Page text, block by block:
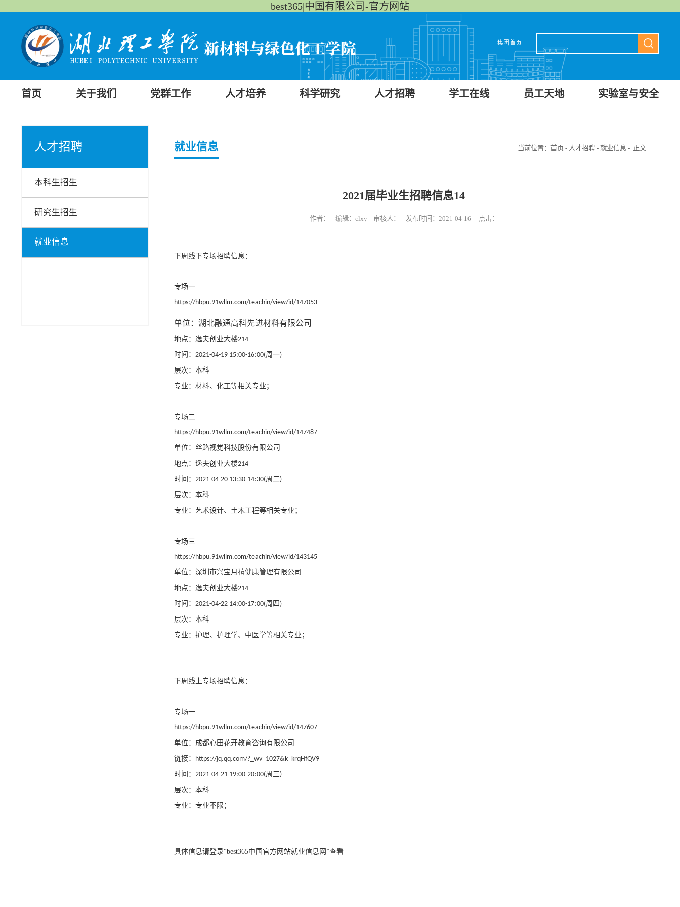
best365|中国有限公司-官方网站
集团首页
首页 关于我们 党群工作 人才培养 科学研究 人才招聘 学工在线 员工天地 实验室与安全
人才招聘
本科生招生
研究生招生
就业信息
就业信息 当前位置： 首页 - 人才招聘- 就业信息- 正文
2021届毕业生招聘信息14
作者： 编辑：clxy 审核人： 发布时间：2021-04-16 点击：
下周线下专场招聘信息：
专场一
https://hbpu.91wllm.com/teachin/view/id/147053
单位：湖北融通高科先进材料有限公司
地点：逸夫创业大楼214
时间： 2021-04-19 15:00-16:00(周一)
层次：本科
专业：材料、化工等相关专业；
专场二
https://hbpu.91wllm.com/teachin/view/id/147487
单位：丝路视觉科技股份有限公司
地点：逸夫创业大楼214
时间： 2021-04-20 13:30-14:30(周二)
层次：本科
专业：艺术设计、土木工程等相关专业；
专场三
https://hbpu.91wllm.com/teachin/view/id/143145
单位：深圳市兴宝月禧健康管理有限公司
地点：逸夫创业大楼214
时间： 2021-04-22 14:00-17:00(周四)
层次：本科
专业：护理、护理学、中医学等相关专业；
下周线上专场招聘信息：
专场一
https://hbpu.91wllm.com/teachin/view/id/147607
单位：成都心田花开教育咨询有限公司
链接：
https://jq.qq.com/?_wv=1027&k=krqHfQV9
时间： 2021-04-21 19:00-20:00(周三)
层次：本科
专业：专业不限；
具体信息请登录“best365中国官方网站就业信息网”查看